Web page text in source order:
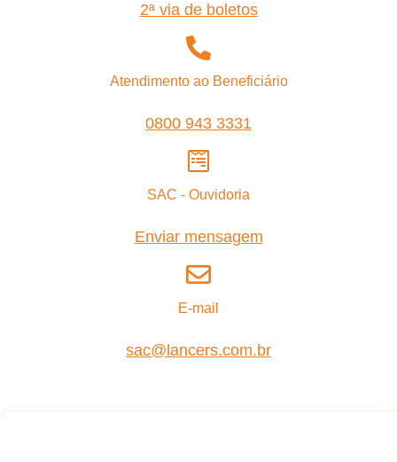
2ª via de boletos
Atendimento ao Beneficiário
0800 943 3331
SAC - Ouvidoria
Enviar mensagem
E-mail
sac@lancers.com.br